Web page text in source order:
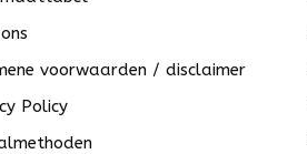
voorwaarden / disclaimer
Policy